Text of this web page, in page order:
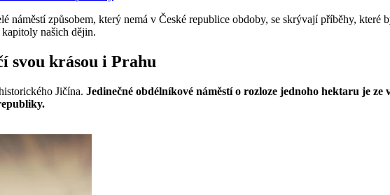
náměstí způsobem, který nemá v České republice obdoby, se skrývají příběhy,
našich dějin.
svou krásou i Prahu
Jičína. Jedinečné obdélníkové náměstí o rozloze jednoho hektaru je